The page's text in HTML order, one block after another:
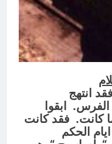
انتهج
ابقوا
كانت. فقد كانت
الحكم